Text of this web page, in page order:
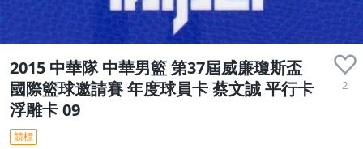
2015 中華隊 中華男籃 第37屆威廉瓊斯盃
國際籃球邀請賽 年度球員卡 蔡文誠 平行卡
浮雕卡 09
2
競標